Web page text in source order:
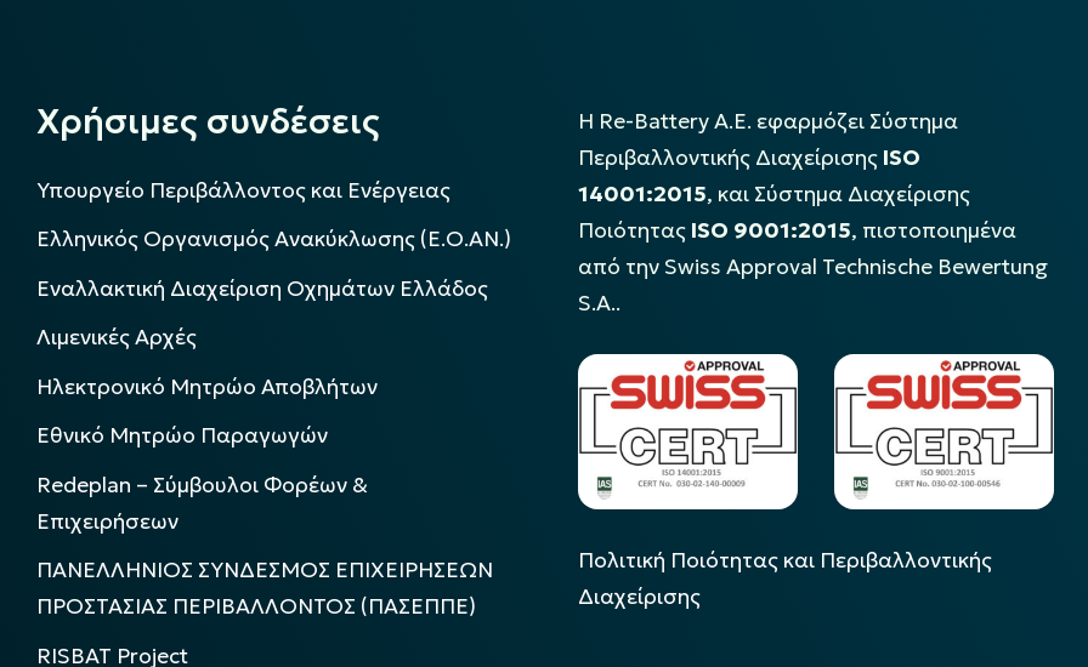
Χρήσιμες συνδέσεις
Υπουργείο Περιβάλλοντος και Ενέργειας
Ελληνικός Οργανισμός Ανακύκλωσης (Ε.Ο.ΑΝ.)
Εναλλακτική Διαχείριση Οχημάτων Ελλάδος
Λιμενικές Αρχές
Ηλεκτρονικό Μητρώο Αποβλήτων
Εθνικό Μητρώο Παραγωγών
Redeplan – Σύμβουλοι Φορέων &
Επιχειρήσεων
ΠΑΝΕΛΛΗΝΙΟΣ ΣΥΝΔΕΣΜΟΣ ΕΠΙΧΕΙΡΗΣΕΩΝ
ΠΡΟΣΤΑΣΙΑΣ ΠΕΡΙΒΑΛΛΟΝΤΟΣ (ΠΑΣΕΠΠΕ)
RISBAT Project
Η Re-Battery Α.Ε. εφαρμόζει Σύστημα
Περιβαλλοντικής Διαχείρισης ISO
14001:2015, και Σύστημα Διαχείρισης
Ποιότητας ISO 9001:2015, πιστοποιημένα
από την Swiss Approval Technische Bewertung
S.A..
Πολιτική Ποιότητας και Περιβαλλοντικής
Διαχείρισης